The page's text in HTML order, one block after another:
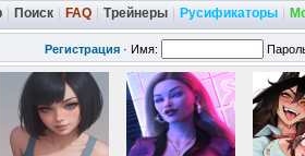
Поиск FAQ Трейнеры Русификаторы
Регистрация · Имя: